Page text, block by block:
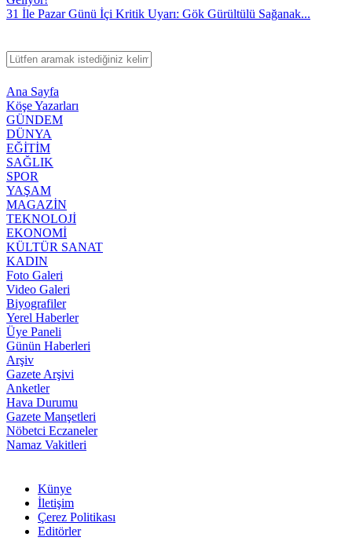
31 İle Pazar Günü İçi Kritik Uyarı: Gök Gürültülü Sağanak...
Ana Sayfa
Köşe Yazarları
GÜNDEM
DÜNYA
EĞİTİM
SAĞLIK
SPOR
YAŞAM
MAGAZİN
TEKNOLOJİ
EKONOMİ
KÜLTÜR SANAT
KADIN
Foto Galeri
Video Galeri
Biyografiler
Yerel Haberler
Üye Paneli
Günün Haberleri
Arşiv
Gazete Arşivi
Anketler
Hava Durumu
Gazete Manşetleri
Nöbetci Eczaneler
Namaz Vakitleri
Künye
İletişim
Çerez Politikası
Editörler